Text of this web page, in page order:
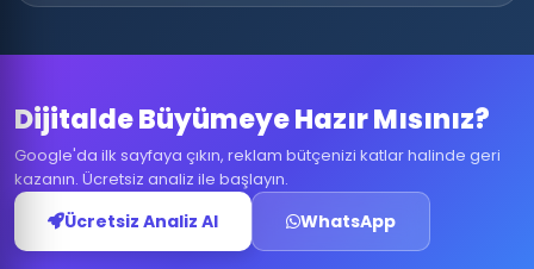
Dijitalde Büyümeye Hazır Mısınız?
Google'da ilk sayfaya çıkın, reklam bütçenizi katlar halinde geri
kazanın. Ücretsiz analiz ile başlayın.
Ücretsiz Analiz Al WhatsApp